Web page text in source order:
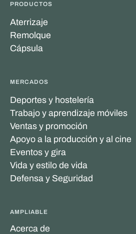
PRODUCTOS
Aterrizaje
Remolque
Cápsula
MERCADOS
Deportes y hostelería
Trabajo y aprendizaje móviles
Ventas y promoción
Apoyo a la producción y al cine
Eventos y gira
Vida y estilo de vida
Defensa y Seguridad
AMPLIABLE
Acerca de